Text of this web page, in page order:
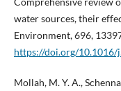
water sources, their
Environment, 696,
https://doi.org/10.1016/
Mollah, M. Y. A.,